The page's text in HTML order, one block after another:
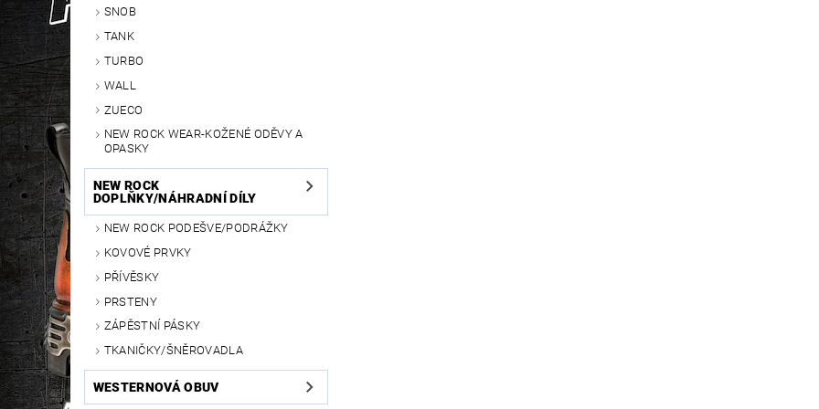
SNOB
TANK
TURBO
WALL
ZUECO
NEW ROCK WEAR-KOŽENÉ ODĚVY A
OPASKY
NEW ROCK
DOPLŇKY/NÁHRADNÍ DÍLY
NEW ROCK PODEŠVE/PODRÁŽKY
KOVOVÉ PRVKY
PŘÍVĚSKY
PRSTENY
ZÁPĚSTNÍ PÁSKY
TKANIČKY/ŠNĚROVADLA
WESTERNOVÁ OBUV